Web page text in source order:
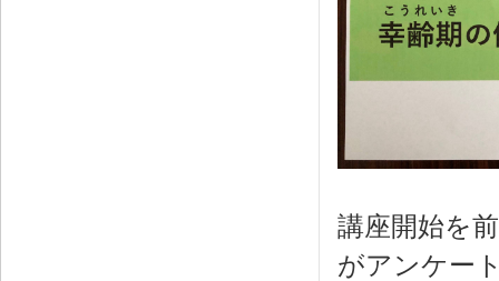
講座開始を
がアンケー